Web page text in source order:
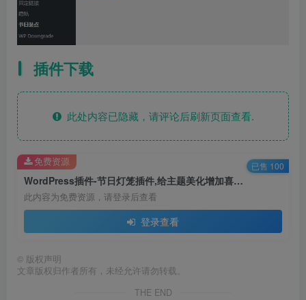
插件下载
此处内容已隐藏，请评论后刷新页面查看.
WordPress插件-节日灯笼插件,给主题美化增加喜庆挂件
此内容为免费资源，请登录后查看
登录查看
免费资源 已售 100
© 版权声明
文章版权归作者所有，未经允许请勿转载。
THE END